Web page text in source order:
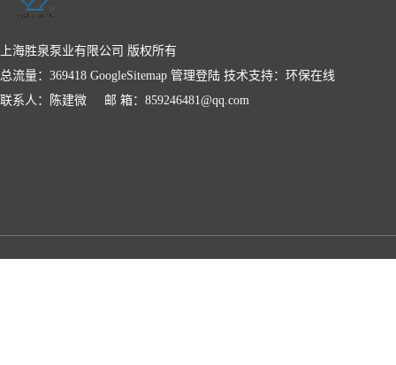
上海胜泉泵业有限公司 版权所有
总流量：369418 GoogleSitemap 管理登陆 技术支持： 环保在线
联系人：陈建微 邮 箱：859246481@qq.com